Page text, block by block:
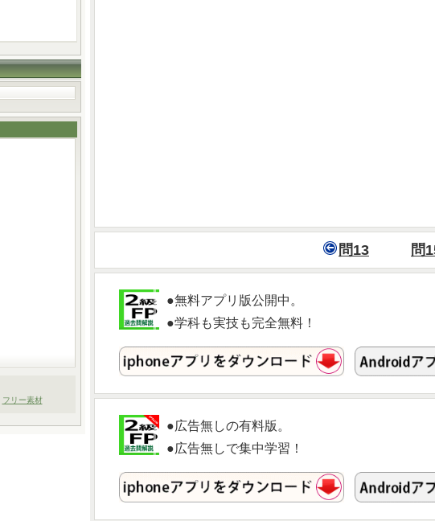
問13 問
●無料アプリ版公開中。
●学科も実技も完全無料！
●広告無しの有料版。
●広告無しで集中学習！
フリー素材